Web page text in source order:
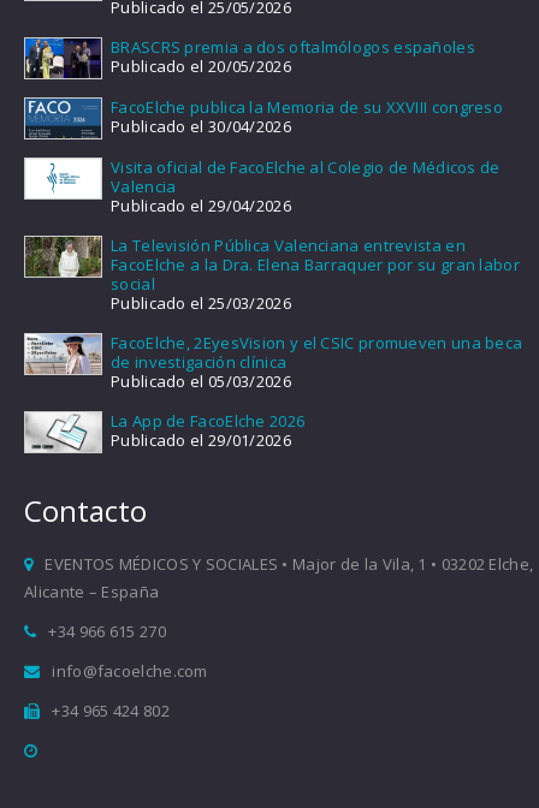
Publicado el 25/05/2026
BRASCRS premia a dos oftalmólogos españoles
Publicado el 20/05/2026
FacoElche publica la Memoria de su XXVIII congreso
Publicado el 30/04/2026
Visita oficial de FacoElche al Colegio de Médicos de
Valencia
Publicado el 29/04/2026
La Televisión Pública Valenciana entrevista en
FacoElche a la Dra. Elena Barraquer por su gran labor
social
Publicado el 25/03/2026
FacoElche, 2EyesVision y el CSIC promueven una beca
de investigación clínica
Publicado el 05/03/2026
La App de FacoElche 2026
Publicado el 29/01/2026
Contacto
EVENTOS MÉDICOS Y SOCIALES • Major de la Vila, 1 • 03202 Elche,
Alicante – España
+34 966 615 270
info@facoelche.com
+34 965 424 802